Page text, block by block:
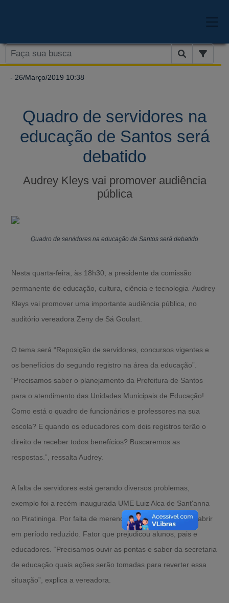
- 26/Março/2019 10:38
Quadro de servidores na
educação de Santos será
debatido
Audrey Kleys vai promover audiência
pública
Quadro de servidores na educação de Santos será debatido
Nesta quarta-feira, às 18h30, a presidente da comissão
permanente de educação, cultura, ciência e tecnologia Audrey
Kleys vai promover uma importante audiência pública, no
auditório vereadora Zeny de Sá Goulart.
O tema será “Reposição de servidores, concursos vigentes e
os benefícios do segundo registro na área da educação”.
“Precisamos saber o planejamento da Prefeitura de Santos
para o atendimento das Unidades Municipais de Educação!
Como está o quadro de funcionários e professores na sua
escola? E quando os educadores com dois registros terão o
direito de receber todos benefícios? Buscaremos as
respostas.”, ressalta Audrey.
A falta de servidores está gerando diversos problemas,
exemplo foi a recém inaugurada UME Luiz Alca de Sant'anna
no Piratininga. Por falta de merendeira a escola teve que abrir
em período reduzido. Fator que prejudicou alunos, pais e
educadores. “Precisamos ouvir as pontas e saber da secretaria
de educação quais ações serão tomadas para reverter essa
situação”, explica a vereadora.